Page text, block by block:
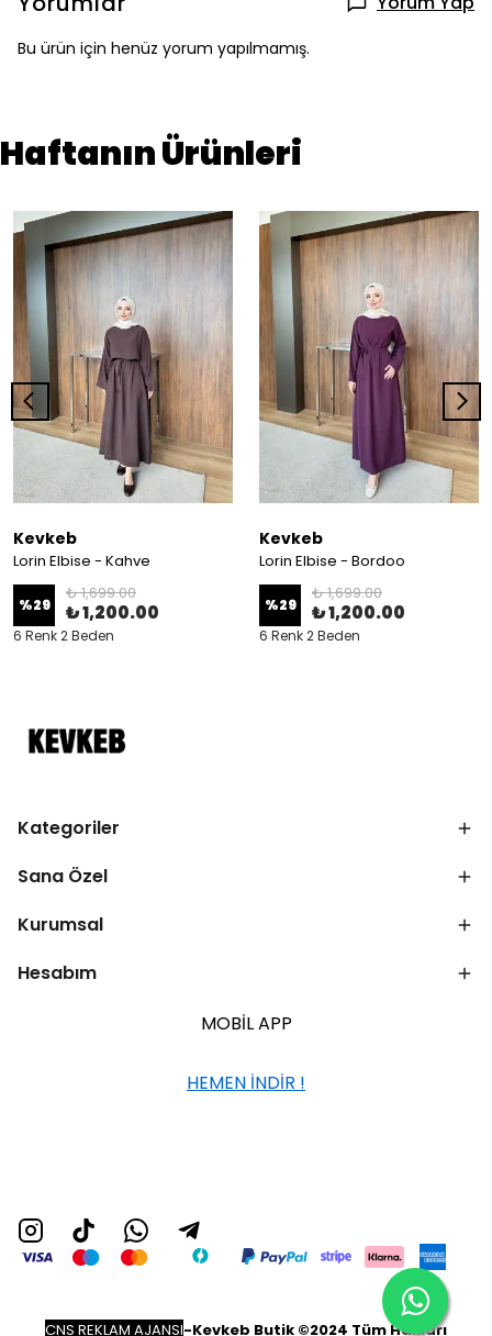
Bu ürün için henüz yorum yapılmamış.
Haftanın Ürünleri
Kevkeb
Lorin Elbise - Kahve
%29
₺ 1,699.00
₺ 1,200.00
6 Renk 2 Beden
Kevkeb
Lorin Elbise - Bordoo
%29
₺ 1,699.00
₺ 1,200.00
6 Renk 2 Beden
Kategoriler
Sana Özel
Kurumsal
Hesabım
MOBİL APP
HEMEN İNDİR !
CNS REKLAM AJANSI-Kevkeb Butik ©2024 Tüm Hakları